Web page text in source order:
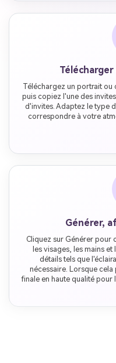
Téléchargez un portrait ou
puis copiez l'une des
d'invites. Adaptez le type
correspondre à votre
Générer,
Cliquez sur Générer pour
les visages, les mains
détails tels que
nécessaire. Lorsque
finale en haute qualité pour